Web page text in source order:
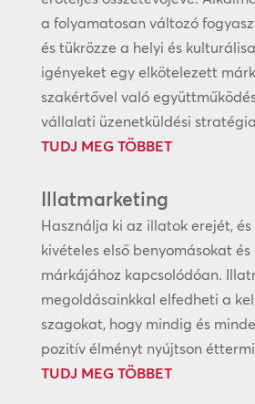
a folyamatosan változó
és tükrözze a helyi és
igényeket egy elkötelezett
szakértővel való
vállalati üzenetküldési
TUDJ MEG TÖBBET
Illatmarketing
Használja ki az illatok erejét,
kivételes első benyomásokat
márkájához kapcsolódóan.
megoldásainkkal elfedheti a
szagokat, hogy mindig és
pozitív élményt nyújtson
TUDJ MEG TÖBBET